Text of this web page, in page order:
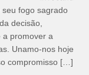
fogo sagrado
decisão,
a promover a
Unamo-nos hoje
compromisso […]